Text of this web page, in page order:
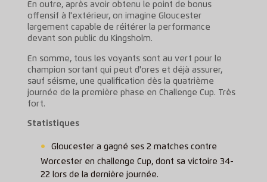
En outre, après avoir obtenu le point de bonus
offensif à l'extérieur, on imagine Gloucester
largement capable de réitérer la performance
devant son public du Kingsholm.
En somme, tous les voyants sont au vert pour le
champion sortant qui peut d'ores et déjà assurer,
sauf séisme, une qualification dès la quatrième
journée de la première phase en Challenge Cup. Très
fort.
Statistiques
Gloucester a gagné ses 2 matches contre
Worcester en challenge Cup, dont sa victoire 34-
22 lors de la dernière journée.